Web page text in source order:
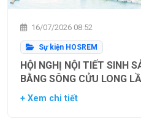
16/07/2026 08:52
Sự kiện HOSREM
HỘI NGHỊ NỘI TIẾT SINH
BẰNG SÔNG CỬU LONG
+ Xem chi tiết